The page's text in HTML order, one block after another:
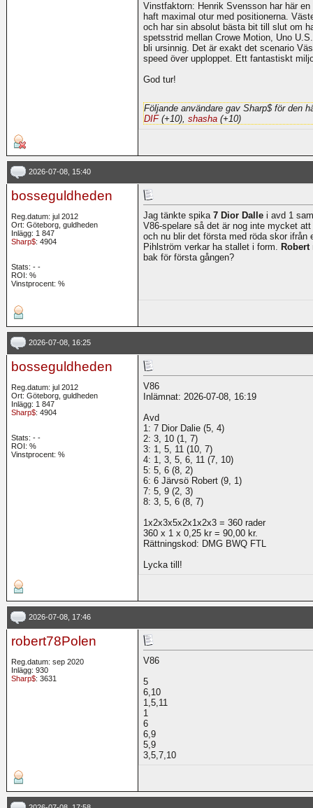
Vinstfaktorn: Henrik Svensson har här
haft maximal otur med positionerna.
och har sin absolut bästa bit till slut om
spetsstrid mellan Crowe Motion, Uno
bli ursinnig. Det är exakt det scenario
speed över upploppet. Ett fantastiskt
God tur!
Följande användare gav Sharp$ för den
DIF(+10), shasha (+10)
2026-07-08, 15:40
bosseguldheden
Reg.datum: jul 2012
Ort: Göteborg, guldheden
Inlägg: 1 847
Sharp$: 4904
Stats: - -
ROI: %
Vinstprocent: %
Jag tänkte spika 7 Dior Dalle i avd 1
V86-spelare så det är nog inte mycket
och nu blir det första med röda skor ifrån
Pihlström verkar ha stallet i form. Robert
bak för första gången?
2026-07-08, 16:25
bosseguldheden
Reg.datum: jul 2012
Ort: Göteborg, guldheden
Inlägg: 1 847
Sharp$: 4904
Stats: - -
ROI: %
Vinstprocent: %
V86
Inlämnat: 2026-07-08, 16:19
Avd
1: 7 Dior Dalie (5, 4)
2: 3, 10 (1, 7)
3: 1, 5, 11 (10, 7)
4: 1, 3, 5, 6, 11 (7, 10)
5: 5, 6 (8, 2)
6: 6 Järvsö Robert (9, 1)
7: 5, 9 (2, 3)
8: 3, 5, 6 (8, 7)
1x2x3x5x2x1x2x3 = 360 rader
360 x 1 x 0,25 kr = 90,00 kr.
Rättningskod: DMG BWQ FTL
Lycka till!
2026-07-08, 17:46
robert78Polen
Reg.datum: sep 2020
Inlägg: 930
Sharp$: 3631
V86
5
6,10
1,5,11
1
6
6,9
5,9
3,5,7,10